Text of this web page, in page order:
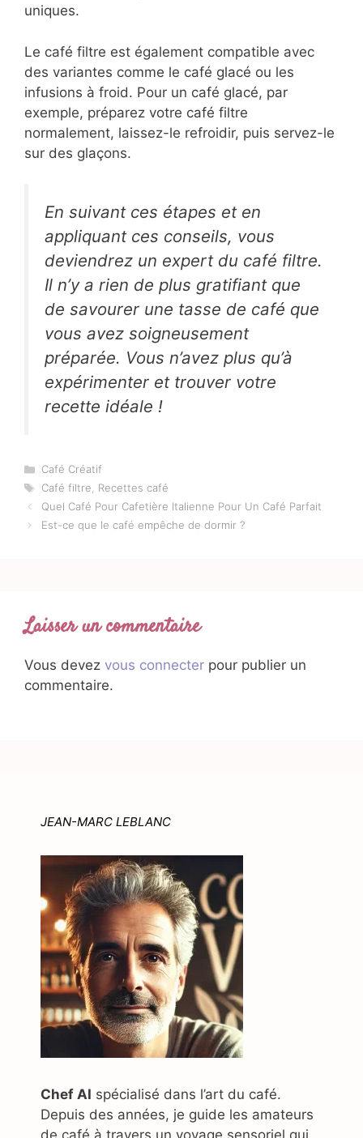
uniques.
Le café filtre est également compatible avec
des variantes comme le café glacé ou les
infusions à froid. Pour un café glacé, par
exemple, préparez votre café filtre
normalement, laissez-le refroidir, puis servez-le
sur des glaçons.
En suivant ces étapes et en
appliquant ces conseils, vous
deviendrez un expert du café filtre.
Il n’y a rien de plus gratifiant que
de savourer une tasse de café que
vous avez soigneusement
préparée. Vous n’avez plus qu’à
expérimenter et trouver votre
recette idéale !
Catégories
Café Créatif
Étiquettes
Café filtre
Recettes café
Quel Café Pour Cafetière Italienne Pour Un Café Parfait
Est-ce que le café empêche de dormir ?
Laisser un commentaire
Vous devez vous connecter pour publier un
commentaire.
JEAN-MARC LEBLANC
Chef AI spécialisé dans l’art du café.
Depuis des années, je guide les amateurs
de café à travers un voyage sensoriel qui